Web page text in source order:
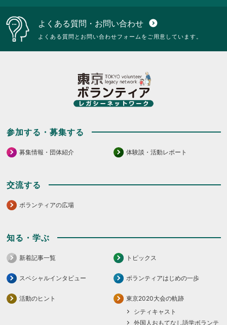
よくある質問・お問い合わせ expand_circle_down
よくある質問とお問い合わせフォームをご用意しています。
参加する・募集する
募集情報・団体紹介 体験談・活動レポート
交流する
ボランティアの広場
知る・学ぶ
新着記事一覧 トピックス
スペシャルインタビュー ボランティアはじめの一歩
活動のヒント
東京2020大会の軌跡
シティキャスト
外国人おもてなし語学ボランテ